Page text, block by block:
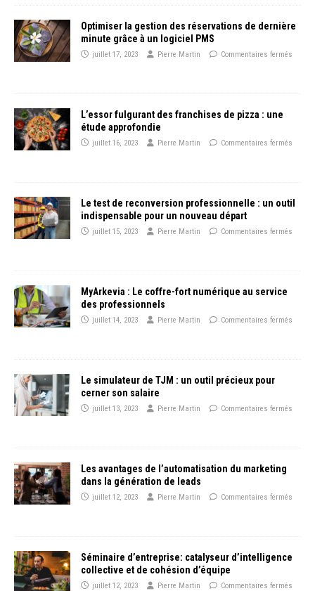
Optimiser la gestion des réservations de dernière
minute grâce à un logiciel PMS
juillet 17, 2023 Pierre Martin Commentaires fermés
L’essor fulgurant des franchises de pizza : une
étude approfondie
juillet 16, 2023 Pierre Martin Commentaires fermés
Le test de reconversion professionnelle : un outil
indispensable pour un nouveau départ
juillet 15, 2023 Pierre Martin Commentaires fermés
MyArkevia : Le coffre-fort numérique au service
des professionnels
juillet 14, 2023 Pierre Martin Commentaires fermés
Le simulateur de TJM : un outil précieux pour
cerner son salaire
juillet 13, 2023 Pierre Martin Commentaires fermés
Les avantages de l’automatisation du marketing
dans la génération de leads
juillet 12, 2023 Pierre Martin Commentaires fermés
Séminaire d’entreprise: catalyseur d’intelligence
collective et de cohésion d’équipe
juillet 12, 2023 Pierre Martin Commentaires fermés